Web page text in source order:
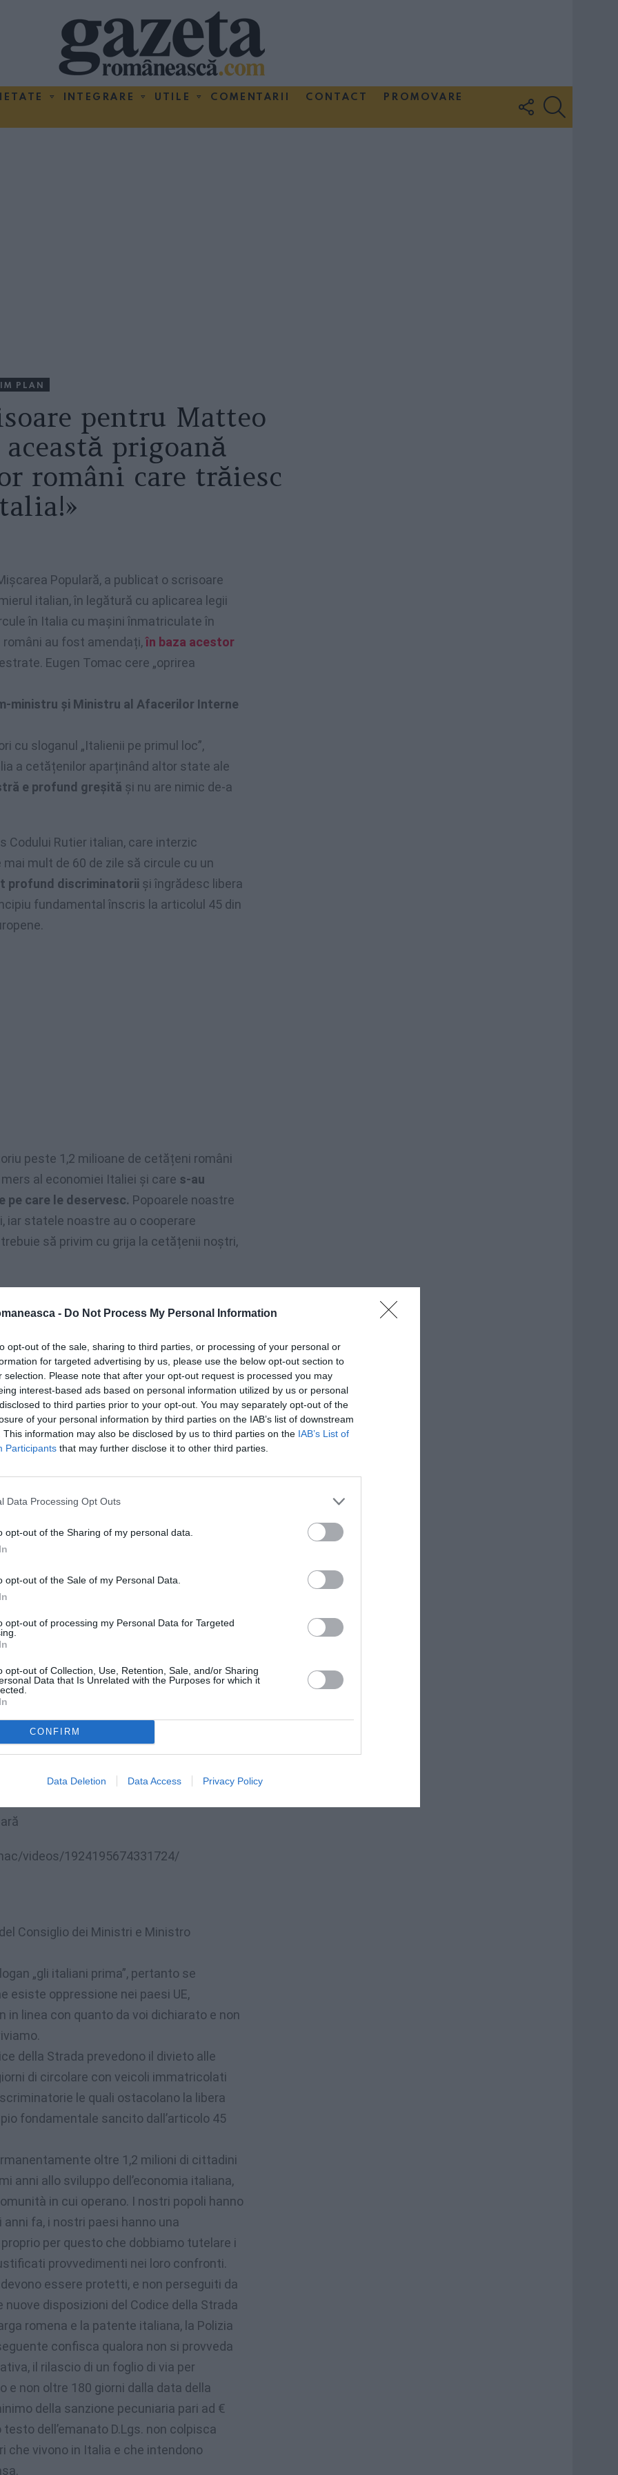
- Do Not Process My Personal Information
opt-out of the sale, sharing to third parties, or processing of your personal or
for targeted advertising by us, please use the below opt-out section to
selection. Please note that after your opt-out request is processed you may
interest-based ads based on personal information utilized by us or personal
to third parties prior to your opt-out. You may separately opt-out of the
of your personal information by third parties on the IAB’s list of downstream
This information may also be disclosed by us to third parties on the IAB’s List of
Participants that may further disclose it to other third parties.
Data Processing Opt Outs
opt-out of the Sharing of my personal data.
opt-out of the Sale of my Personal Data.
opt-out of processing my Personal Data for Targeted
opt-out of Collection, Use, Retention, Sale, and/or Sharing
Data that Is Unrelated with the Purposes for which it
CONFIRM
Data Deletion Data Access Privacy Policy
INTEGRARE UTILE COMENTARII CONTACT
PROMOVARE
FOLLOW
US
PLAN
pentru Matteo
prigoană
români care trăiesc
Populară, a publicat o scrisoare
italian, în legătură cu aplicarea legii
în Italia cu mașini înmatriculate în
români au fost amendați,în baza acestor
Eugen Tomac cere „oprirea
ministru și Ministru al Afacerilor Interne
cu sloganul „Italienii pe primul loc”,
a cetățenilor aparținând altor state ale
e profund greșită și nu are nimic de-a
Codului Rutier italian, care interzic
mult de 60 de zile să circule cu un
profund discriminatorii și îngrădesc libera
fundamental înscris la articolul 45 din
peste 1,2 milioane de cetățeni români
al economiei Italiei și care s-au
care le deservesc. Popoarele noastre
iar statele noastre au o cooperare
să privim cu grija la cetățenii noștri,
să fie protejați, nu sancționați într-o
ale Codului Rutier italian, dacă ai
in cazul in care in termen de 180 zile nu
masina se va confisca de catre Statul
vrem ca o măsură internă să afecteze
pentru care Italia este a doua lor
Europene să nu aibă sentimentul că
existe instituția prevenției pentru orice
în Europa, că Uniunea Europeană a
a fi distrus.
acestui vis,
prigoană împotriva cetățenilor români
ministru al Afacerilor Interne, să găsiți
români să se simtă în siguranță și
ce privesc siguranța rutieră.
videos/1924195674331724/
Consiglio dei Ministri e Ministro
„gli italiani prima”, pertanto se
oppressione nei paesi UE,
linea con quanto da voi dichiarato e non
della Strada prevedono il divieto alle
di circolare con veicoli immatricolati
le quali ostacolano la libera
fondamentale sancito dall’articolo 45
oltre 1,2 milioni di cittadini
anni allo sviluppo dell’economia italiana,
in cui operano. I nostri popoli hanno
fa, i nostri paesi hanno una
per questo che dobbiamo tutelare i
provvedimenti nei loro confronti.
essere protetti, e non perseguiti da
disposizioni del Codice della Strada
romena e la patente italiana, la Polizia
confisca qualora non si provveda
il rilascio di un foglio di via per
e non oltre 180 giorni dalla data della
della sanzione pecuniaria pari ad €
dell’emanato D.Lgs. non colpisca
vivono in Italia e che intendono